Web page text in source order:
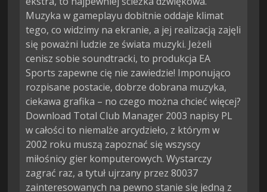
Muzyka w gameplayu dobitnie oddaje klimat
tego, co widzimy na ekranie, a jej realizacją zajęli
się poważni ludzie ze świata muzyki. Jeżeli
cenisz sobie soundtracki, to produkcja EA
Sports zapewne cię nie zawiedzie! Imponująco
rozpisane postacie, dobrze dobrana muzyka,
ciekawa grafika – no czego można chcieć więcej?
Download Total Club Manager 2003 napisy PL
w całości to niemalże arcydzieło, z którym w
2002 roku muszą zapoznać się wszyscy
miłośnicy gier komputerowych. Wystarczy
zagrać raz, a tytuł ujrzany przez 80037
zainteresowanych na pewno stanie się jedną z